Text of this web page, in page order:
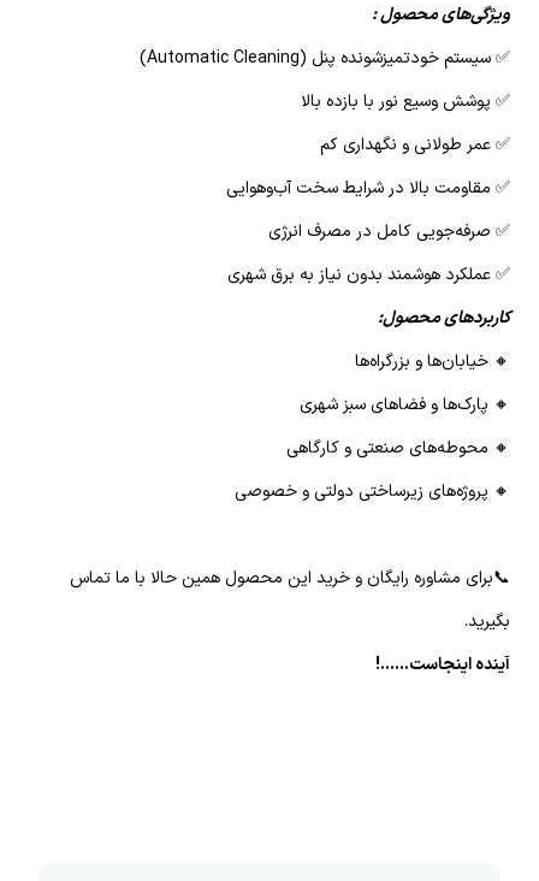
ویژگی‌های محصول :
✅️ سیستم خودتمیزشونده پنل (Automatic Cleaning)
✅️ پوشش وسیع نور با بازده بالا
✅️ عمر طولانی و نگهداری کم
✅️ مقاومت بالا در شرایط سخت آب‌وهوایی
✅️ صرفه‌جویی کامل در مصرف انرژی
✅️ عملکرد هوشمند بدون نیاز به برق شهری
کاربردهای محصول:
🔸 خیابان‌ها و بزرگراه‌ها
🔸 پارک‌ها و فضاهای سبز شهری
🔸 محوطه‌های صنعتی و کارگاهی
🔸 پروژه‌های زیرساختی دولتی و خصوصی
📞برای مشاوره رایگان و خرید این محصول همین حالا با ما تماس
بگیرید.
آینده اینجاست......!